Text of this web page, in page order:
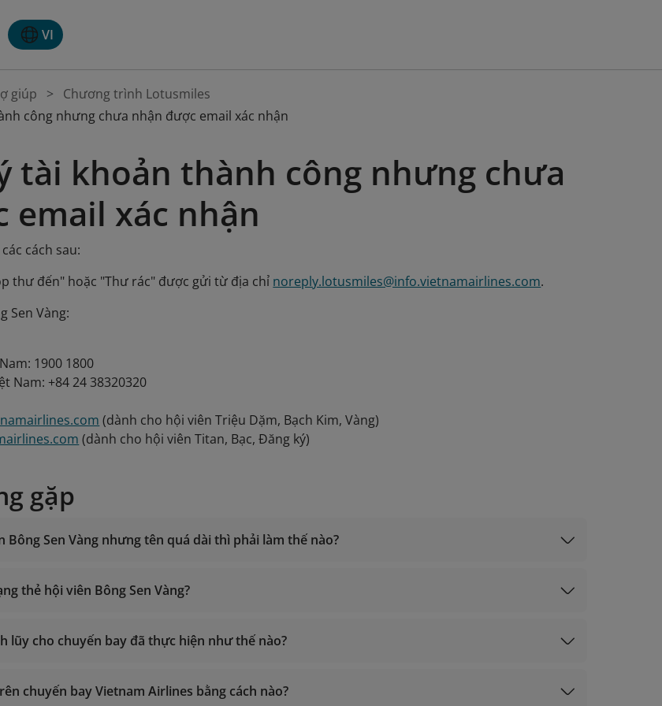
VI
giúp
Chương trình Lotusmiles
công nhưng chưa nhận được email xác nhận
tài khoản thành công nhưng chưa
email xác nhận
cách sau:
thư đến" hoặc "Thư rác" được gửi từ địa chỉ noreply.lotusmiles@info.vietnamairlines.com.
Sen Vàng:
1900 1800
Nam: +84 24 38320320
(dành cho hội viên Triệu Dặm, Bạch Kim, Vàng)
(dành cho hội viên Titan, Bạc, Đăng ký)
gặp
Bông Sen Vàng nhưng tên quá dài thì phải làm thế nào?
Nam: +84 24 38320320
(dành cho hội viên Triệu Dặm, Bạch Kim, Vàng)
(dành cho hội viên Titan, Bạc, Đăng ký)
thẻ hội viên Bông Sen Vàng?
tiêu chí xét hạng
lũy cho chuyến bay đã thực hiện như thế nào?
chuyến bay Vietnam Airlines bằng cách nào?